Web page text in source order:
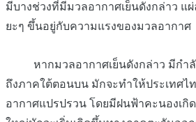
มีบางช่วงที่มีมวลอากาศเย็นดังกล่าว แ
ยะๆ ขึ้นอยู่กับความแรงของมวลอากาศ
หากมวลอากาศเย็นดังกล่าว มีกำลั
ถึงภาคใต้ตอนบน มักจะทำให้ประเทศ
อากาศแปรปรวน โดยมีฝนฟ้าคะนองเกิ